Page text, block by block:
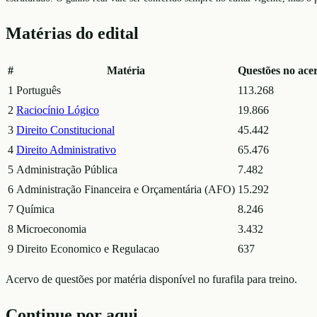
Matérias do edital
# Matéria
Questões no
1 Português
113.268
2 Raciocínio Lógico
19.866
3 Direito Constitucional
45.442
4 Direito Administrativo
65.476
5 Administração Pública
7.482
6 Administração Financeira e Orçamentária (AFO) 15.292
7 Química
8.246
8 Microeconomia
3.432
9 Direito Economico e Regulacao 637
Acervo de questões por matéria disponível no furafila para treino.